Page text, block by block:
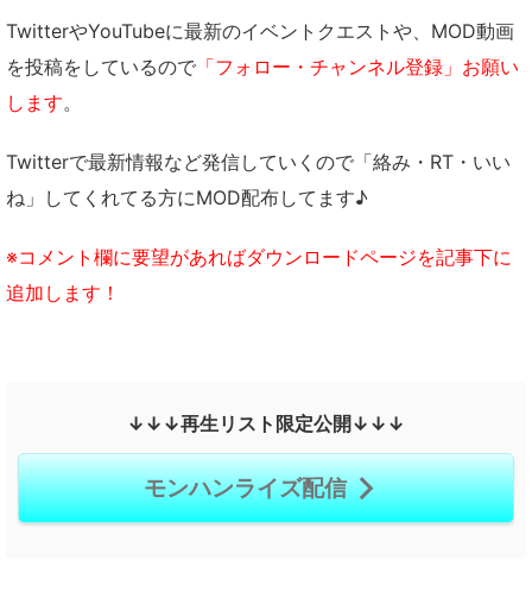
TwitterやYouTubeに最新のイベントクエストや、MOD動画
を投稿をしているので 「フォロー・チャンネル登録」お願い
します。
Twitterで最新情報など発信していくので「絡み・RT・いい
ね」してくれてる方にMOD配布してます♪
※コメント欄に要望があればダウンロードページを記事下に
追加します！
↓↓↓再生リスト限定公開↓↓↓
モンハンライズ配信